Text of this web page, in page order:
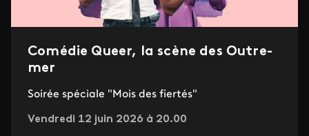
Comédie Queer, la scène des Outre-
mer
Soirée spéciale "Mois des fiertés"
Vendredi 12 juin 2026 à 20.00